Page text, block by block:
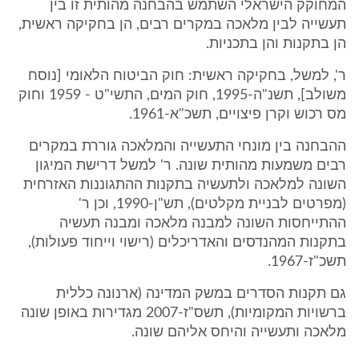
המחוקק הישראלי השתמש בהבחנה מהותית זו בין
תעשייה לבין מלאכה במקרים רבים, הן בחקיקה ראשית,
הן בתקנות והן בתכניות.
ר', למשל, בחקיקה ראשית: חוק הביטוח הלאומי [נוסח
משולב], תשנ"ה-1995, חוק המים, התשי"ט - 1959 וחוק
מס רכוש וקרן פיצויים, תשכ"א-1961.
ההבחנה בין מונחי התעשייה והמלאכה גוררת במקרים
רבים משמעות מהותית שונה. ר' למשל דרישת המיגון
השונה למלאכה ולתעשיה בתקנות ההתגוננות האזרחית
(מפרטים לבניית מקלטים), תש"ן-1990, וכן ר'
ההתייחסות השונה למבנה מלאכה ומבנה תעשיה
בתקנות המהנדסים והאדריכלים (רישוי וייחוד פעולות),
תשכ"ז-1967.
גם תקנות הסדרים במשק המדינה (ארנונה כללית
ברשויות המקומיות), תשס"ז-2007 מגדירות באופן שונה
מלאכה ותעשייה והיחס אליהם שונה.